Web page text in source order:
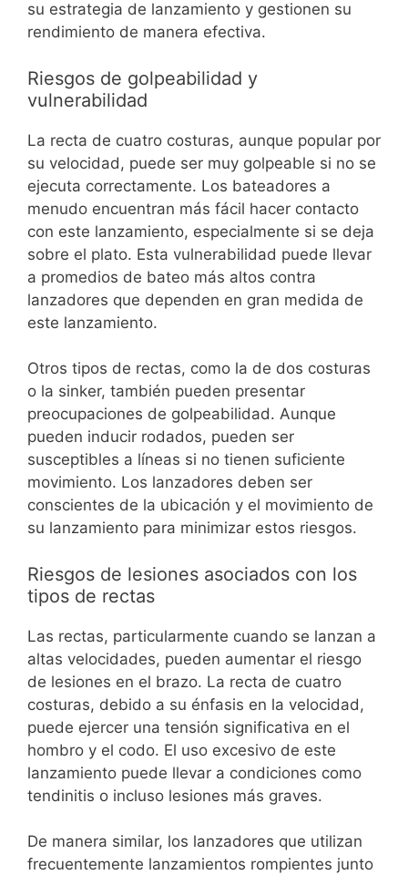
su estrategia de lanzamiento y gestionen su
rendimiento de manera efectiva.
Riesgos de golpeabilidad y
vulnerabilidad
La recta de cuatro costuras, aunque popular por
su velocidad, puede ser muy golpeable si no se
ejecuta correctamente. Los bateadores a
menudo encuentran más fácil hacer contacto
con este lanzamiento, especialmente si se deja
sobre el plato. Esta vulnerabilidad puede llevar
a promedios de bateo más altos contra
lanzadores que dependen en gran medida de
este lanzamiento.
Otros tipos de rectas, como la de dos costuras
o la sinker, también pueden presentar
preocupaciones de golpeabilidad. Aunque
pueden inducir rodados, pueden ser
susceptibles a líneas si no tienen suficiente
movimiento. Los lanzadores deben ser
conscientes de la ubicación y el movimiento de
su lanzamiento para minimizar estos riesgos.
Riesgos de lesiones asociados con los
tipos de rectas
Las rectas, particularmente cuando se lanzan a
altas velocidades, pueden aumentar el riesgo
de lesiones en el brazo. La recta de cuatro
costuras, debido a su énfasis en la velocidad,
puede ejercer una tensión significativa en el
hombro y el codo. El uso excesivo de este
lanzamiento puede llevar a condiciones como
tendinitis o incluso lesiones más graves.
De manera similar, los lanzadores que utilizan
frecuentemente lanzamientos rompientes junto